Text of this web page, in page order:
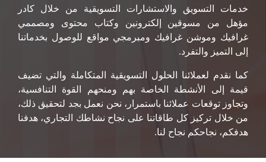
خدمات التسويق والاستشارات التسويقية من خلال كادر
مؤهل من مسوقين إلكترونين وكتاب محتوى ومصممي
غرافيك وموشن غرافيك ومبرمجي مواقع للوصول بخدماتنا
إلى التميز والتفرد.
كما نقدم لعملائنا الحلول التسويقية المتكاملة والتي تضيف
قيمة إلى الأنشطة الخاصة بهم ومنحهم القوة التنافسية،
وتجاوز توقعات عملائنا باستمرار، نحن نعمل بجد لتحقيق ذلك،
من خلال تركيز كل طاقاتنا على نجاح نشاطك التجاري، هدفنا
هدفكم، نجاحكم نجاح لنا.